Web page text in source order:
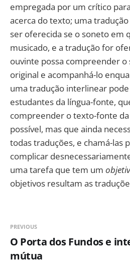
empregada por um crítico
acerca do texto; uma
ser oferecida se o soneto em
musicado, e a tradução for
ouvinte possa compreender
original e acompanhá-lo
uma tradução interlinear
estudantes da língua-fonte,
compreender o texto-fonte
possível, mas que ainda
todas traduções, e chamá-las
complicar
uma tarefa que tem um
objetivos resultam as
PREVIOUS
O Porta dos Fundos e
mútua